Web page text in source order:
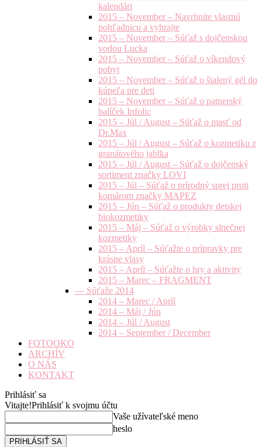
kalendári
2015 – November – Navrhnite vlastnú
pohľadnicu a vyhrajte
2015 – November – Súťaž s dojčenskou
vodou Lucka
2015 – November – Súťaž o víkendový
pobyt
2015 – November – Súťaž o šialený gél do
kúpeľa pre deti
2015 – November – Súťaž o patnerský
balíček Infolic
2015 – Júl / August – Súťaž o masť od
Dr.Max
2015 – Júl / August – Súťaž o kozmetiku z
granátového jablka
2015 – Júl / August – Súťaž o dojčenský
sortiment značky LOVI
2015 – Júl – Súťaž o prírodný sprej proti
komárom značky MAPEZ
2015 – Jún – Súťaž o produkty detskej
biokozmetiky
2015 – Máj – Súťaž o výrobky slnečnej
kozmetiky
2015 – Apríl – Súťažte o prípravky pre
krásne vlasy
2015 – Apríl – Súťažte o hry a aktivity
2015 – Marec – FRAGMENT
— Súťaže 2014
2014 – Marec / Apríl
2014 – Máj / Jún
2014 – Júl / August
2014 – September / December
FOTOOKO
ARCHÍV
O NÁS
KONTAKT
Prihlásiť sa
Vitajte!Prihlásiť k svojmu účtu
Vaše užívateľské meno
heslo